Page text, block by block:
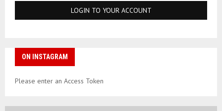
ON INSTAGRAM
Please enter an Access Token